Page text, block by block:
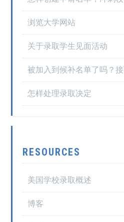
浏览大学网站
关于录取学生见面活动
被加入到候补名单了吗？
怎样处理录取决定
RESOURCES
美国学校录取概述
博客